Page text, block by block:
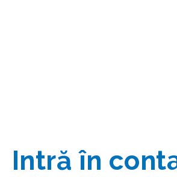
Intră în